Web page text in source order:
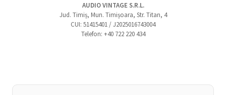
AUDIO VINTAGE S.R.L.
Jud. Timiș, Mun. Timișoara, Str. Titan, 4
CUI: 51415401 / J2025016743004
Telefon: +40 722 220 434